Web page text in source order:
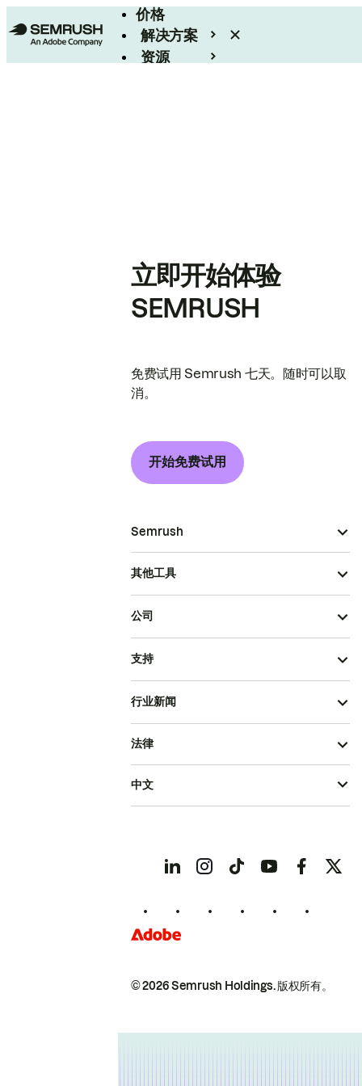
价格
解决方案
资源
立即开始体验
SEMRUSH
免费试用 Semrush 七天。随时可以取
消。
开始免费试用
Semrush
其他工具
公司
支持
行业新闻
© 2026 Semrush Holdings.版权所有。
法律
中文